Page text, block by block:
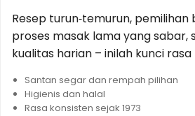
Resep turun‑temurun, pemilihan
proses masak lama yang sabar,
kualitas harian – inilah kunci rasa
Santan segar dan rempah pilihan
Higienis dan halal
Rasa konsisten sejak 1973